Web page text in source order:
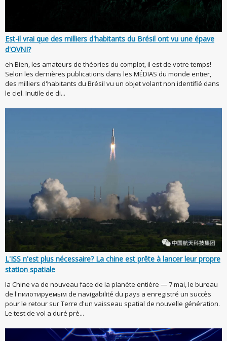
Est-il vrai que des milliers d'habitants du Brésil ont vu une épave
d'OVNI?
eh Bien, les amateurs de théories du complot, il est de votre temps!
Selon les dernières publications dans les MÉDIAS du monde entier,
des milliers d'habitants du Brésil vu un objet volant non identifié dans
le ciel. Inutile de di...
L'ISS n'est plus nécessaire? La chine est prête à lancer leur propre
station spatiale
la Chine va de nouveau face de la planète entière — 7 mai, le bureau
de l'пилотируемым de navigabilité du pays a enregistré un succès
pour le retour sur Terre d'un vaisseau spatial de nouvelle génération.
Le test de vol a duré prè...